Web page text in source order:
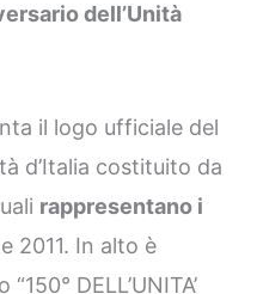
dell’Unità
il logo ufficiale del
d’Italia costituito da
rappresentano i
2011. In alto è
DELL’UNITA’